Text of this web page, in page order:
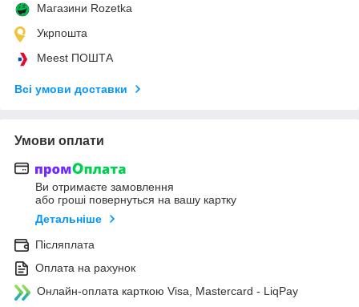
Магазини Rozetka
Укрпошта
Meest ПОШТА
Всі умови доставки
Умови оплати
Ви отримаєте замовлення
або гроші повернуться на вашу картку
Детальніше
Післяплата
Оплата на рахунок
Онлайн-оплата карткою Visa, Mastercard - LiqPay